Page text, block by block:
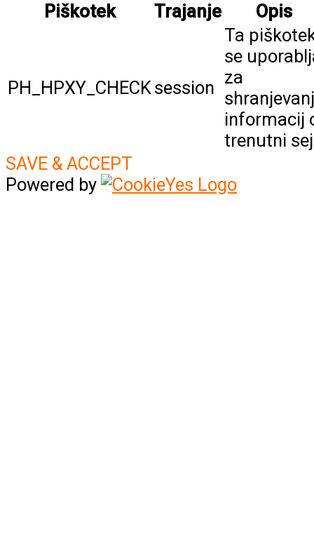
Piškotek
Trajanje Opis
PH_HPXY_CHECKsession
Ta
se
za
informacij
trenutni
SAVE & ACCEPT
Powered by